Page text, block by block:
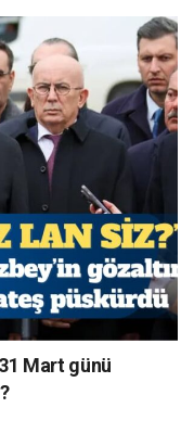
Mart günü